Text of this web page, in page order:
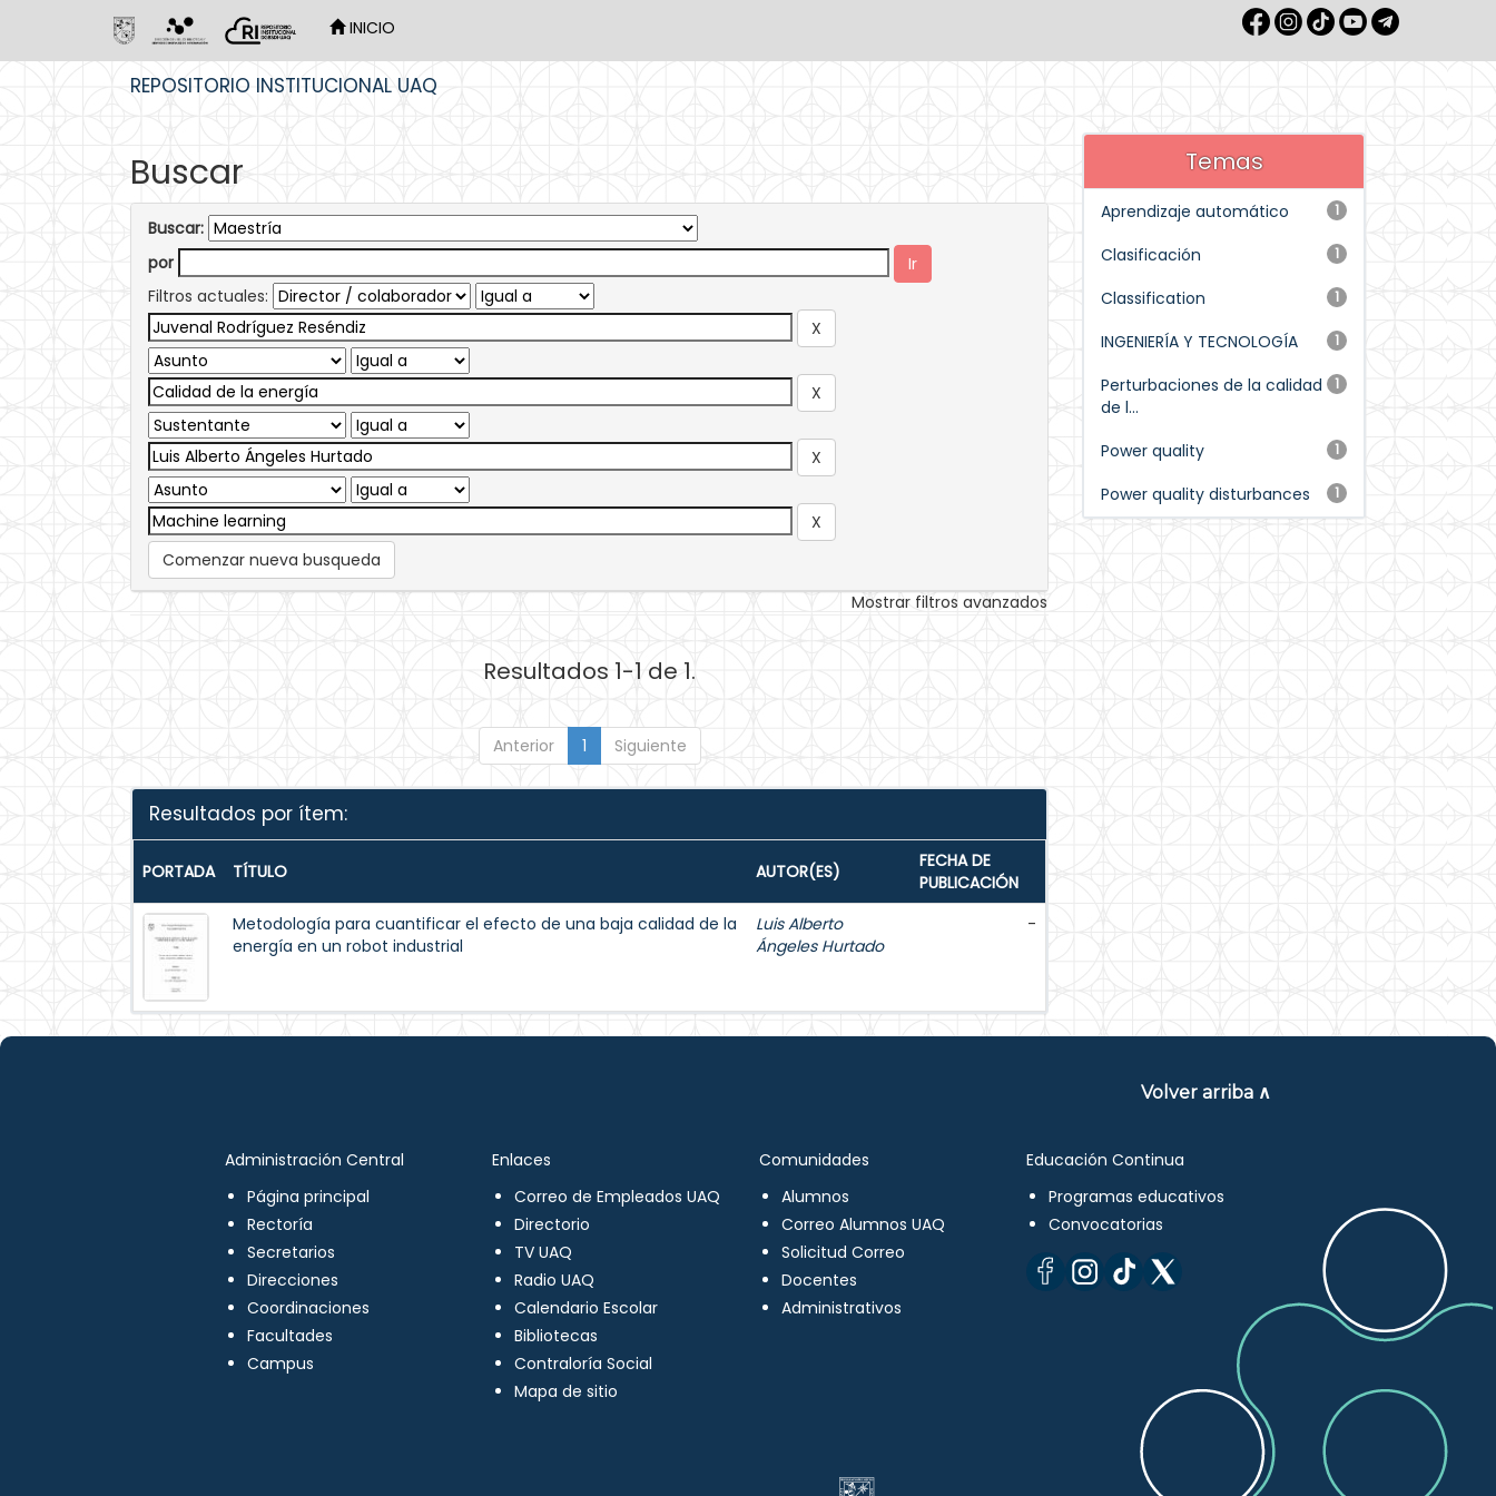
INICIO
REPOSITORIO INSTITUCIONAL UAQ
Buscar
Buscar:
por
Filtros actuales:
Comenzar nueva busqueda
Mostrar filtros avanzados
Resultados 1-1 de 1.
Anterior 1 Siguiente
Resultados por ítem:
PORTADA TÍTULO AUTOR(ES)
FECHA DE
PUBLICACIÓN
Metodología para cuantificar el efecto de una baja calidad de la
energía en un robot industrial
Luis Alberto
Ángeles Hurtado
-
Temas
1
Aprendizaje automático
1
Clasificación
1
Classification
1
INGENIERÍA Y TECNOLOGÍA
1
Perturbaciones de la calidad
de l...
1
Power quality
1
Power quality disturbances
Volver arriba ∧
Administración Central
Página principal
Rectoría
Secretarios
Direcciones
Coordinaciones
Facultades
Campus
Enlaces
Correo de Empleados UAQ
Directorio
TV UAQ
Radio UAQ
Calendario Escolar
Bibliotecas
Contraloría Social
Mapa de sitio
Comunidades
Alumnos
Correo Alumnos UAQ
Solicitud Correo
Docentes
Administrativos
Educación Continua
Programas educativos
Convocatorias